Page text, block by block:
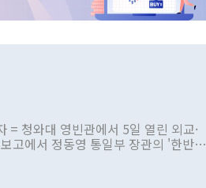
= 청와대 영빈관에서 5일 열린 외교·
고에서 정동영 통일부 장관의 '한반도
은 사안을 정책으로 추진하겠다고 공